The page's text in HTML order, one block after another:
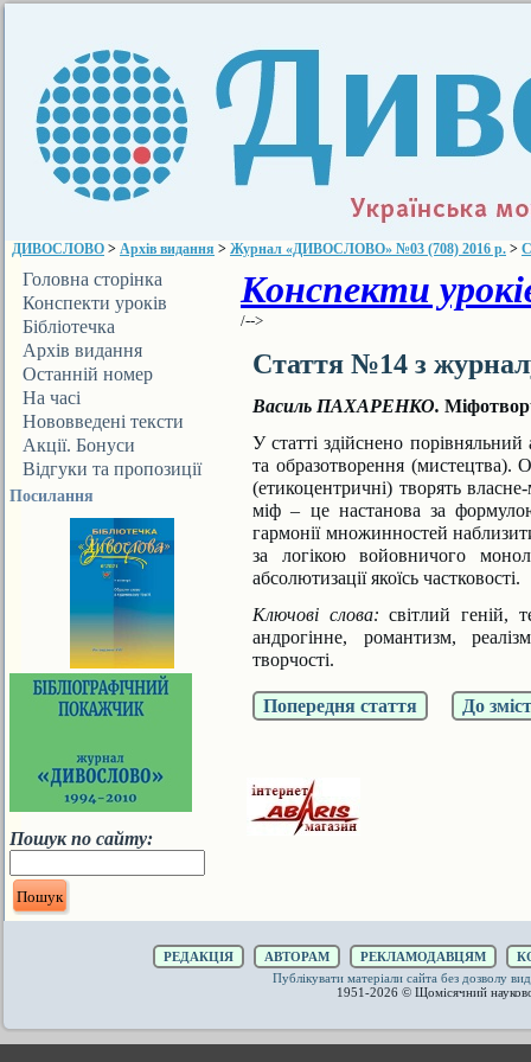
ДИВОСЛОВО > Архів видання > Журнал «ДИВОСЛОВО» №03 (708) 2016 р. >
Головна сторінка
Конспекти уроків
Бібліотечка
ДИВОСЛОВА
Архів видання
Останній номер
На часі
Нововведені тексти
Акції. Бонуси
Відгуки та пропозиції
Посилання
Пошук по сайту:
Конспекти
/-->
Стаття №14 з
Василь ПАХАРЕНКО.
У статті здійснено
та образотворення (мистецтва).
(етикоцентричні) творять
міф – це настанова за
гармонії множинностей
за логікою войовничого
абсолютизації якоїсь частковості.
Ключові слова:світлий геній,
андрогінне, романтизм,
творчості.
Попередня стаття До
РЕДАКЦІЯ АВТОРАМ РЕКЛАМОДАВЦЯМ
Публікувати матеріали сайта без дозволу
1951-2026 © Щомісячний